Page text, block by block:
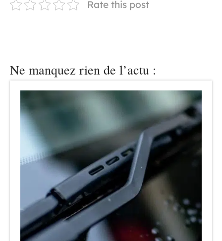
Rate this post
Ne manquez rien de l’actu :